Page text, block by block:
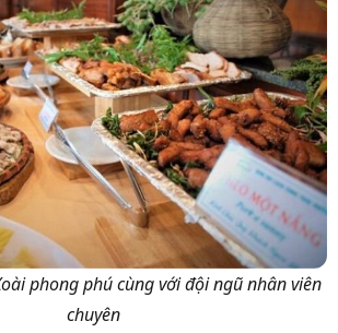
phong phú cùng với đội ngũ nhân viên
chuyên